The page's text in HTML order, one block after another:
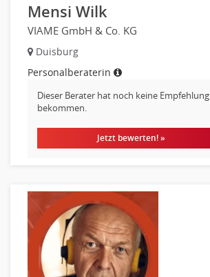
Helpdesk
IT Leitung, Teamleitung
Projektmanagement
IT Prozessmanagement
Qualitätssicherung, Qualitätsprüfung
SAP/ERP-Beratung, Entwicklung
Security
Softwareentwicklung
Web-Entwicklung
Wirtschaftsinformatik
Biologie
Biotechnologie
Mensi Wilk
VIAME GmbH & Co. KG
Duisburg
Personalberaterin
Dieser Berater hat noch keine Empfehlung
bekommen.
Jetzt bewerten! »